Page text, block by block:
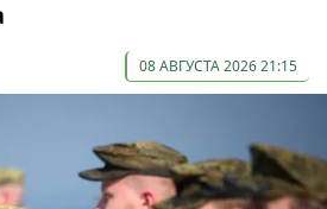
08 АВГУСТА 2026 21:15